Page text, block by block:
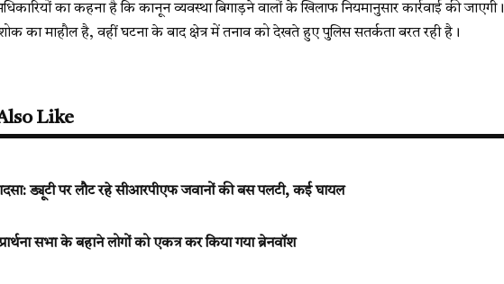
का कहना है कि कानून व्यवस्था बिगाड़ने वालों के खिलाफ नियमानुसार कार्रवाई की जाएगी।
का माहौल है, वहीं घटना के बाद क्षेत्र में तनाव को देखते हुए पुलिस सतर्कता बरत रही है।
Like
ड्यूटी पर लौट रहे सीआरपीएफ जवानों की बस पलटी, कई घायल
सभा के बहाने लोगों को एकत्र कर किया गया ब्रेनवॉश